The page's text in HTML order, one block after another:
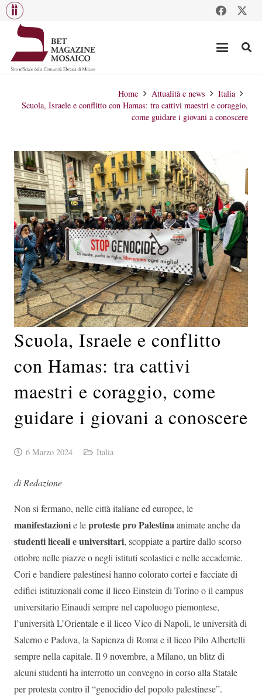
Home Attualità e news
Italia
Scuola, Israele e conflitto con Hamas: tra cattivi maestri e coraggio,
come guidare i giovani a conoscere
Scuola, Israele e conflitto
con Hamas: tra cattivi
maestri e coraggio, come
guidare i giovani a conoscere
6 Marzo 2024 Italia
di Redazione
Non si fermano, nelle città italiane ed europee, le
manifestazionie leproteste pro Palestinaanimate anche da
studenti liceali e universitari, scoppiate a partire dallo scorso
ottobre nelle piazze o negli istituti scolastici e nelle accademie.
Cori e bandiere palestinesi hanno colorato cortei e facciate di
edifici istituzionali come il liceo Einstein di Torino o il campus
universitario Einaudi sempre nel capoluogo piemontese,
l’università L’Orientale e il liceo Vico di Napoli, le università di
Salerno e Padova, la Sapienza di Roma e il liceo Pilo Albertelli
sempre nella capitale. Il 9 novembre, a Milano, un blitz di
alcuni studenti ha interrotto un convegno in corso alla Statale
per protesta contro il “genocidio del popolo palestinese”.